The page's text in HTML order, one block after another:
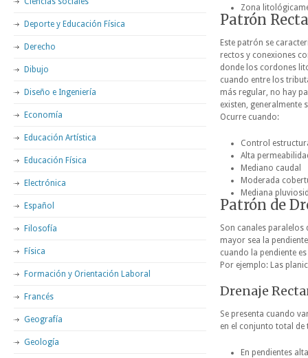
Zona
Patrón
Este patrón se
rectos y conexiones
donde los cordones
cuando entre los
más regular, no hay
existen, generalmente
Ocurre cuando:
Control
Alta
Mediano caudal
Moderada
Mediana
Patrón de
Son canales paralelos
mayor sea la
cuando la pendiente
Por ejemplo: Las
Drenaje
Se presenta cuando
en el conjunto total de
En pendientes
Deporte y Educación Física
Derecho
Dibujo
Diseño e Ingeniería
Economía
Educación Artística
Educación Física
Electrónica
Español
Filosofía
Física
Formación y Orientación Laboral
Francés
Geografía
Geología